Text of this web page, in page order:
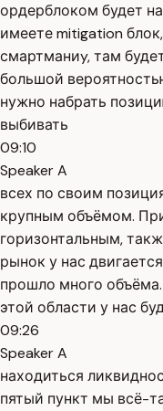
ордерблоком будет
имеете mitigation
смартманиy, там
большой
нужно набрать
выбивать
09:10
Speaker A
всех по своим
крупным объёмом.
горизонтальным,
рынок у нас
прошло много
этой области у нас
09:26
Speaker A
находиться
пятый пункт мы всё-